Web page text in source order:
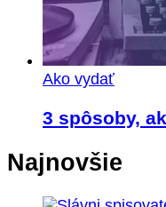
Ako vydať
3 spôsoby,
Najnovšie